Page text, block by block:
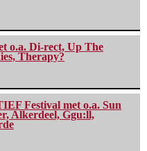
o.a. Di-rect, Up The
Therapy?
Festival met o.a. Sun
Alkerdeel, Ggu:ll,